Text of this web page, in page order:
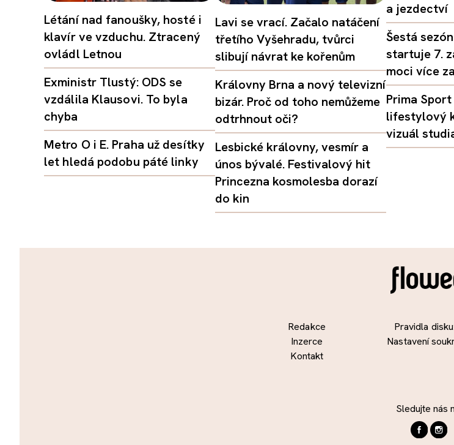
Létání nad fanoušky, hosté i
klavír ve vzduchu. Ztracený
ovládl Letnou
Exministr Tlustý: ODS se
vzdálila Klausovi. To byla
chyba
Metro O i E. Praha už desítky
let hledá podobu páté linky
Lavi se vrací. Začalo natáčení
třetího Vyšehradu, tvůrci
slibují návrat ke kořenům
Královny Brna a nový televizní
bizár. Proč od toho nemůžeme
odtrhnout oči?
Lesbické královny, vesmír a
únos bývalé. Festivalový hit
Princezna kosmolesba dorazí
do kin
a jezdectví
Šestá
startuje 7.
moci více
Prima
lifestylový
vizuál
Redakce
Inzerce
Kontakt
Pravidla
Nastavení
Sledujte nás